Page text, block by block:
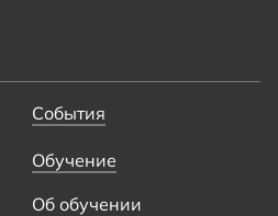
События
Обучение
Об обучении